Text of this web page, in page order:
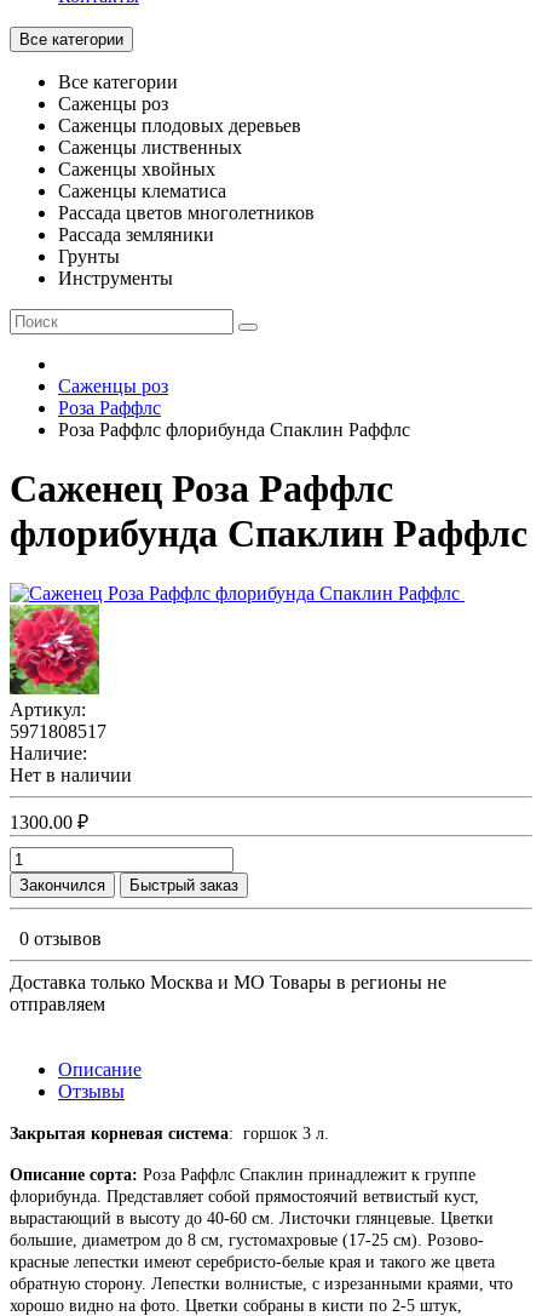
Все категории
Все категории
Саженцы роз
Саженцы плодовых деревьев
Саженцы лиственных
Саженцы хвойных
Саженцы клематиса
Рассада цветов многолетников
Рассада земляники
Грунты
Инструменты
Саженцы роз
Роза Раффлс
Роза Раффлс флорибунда Спаклин Раффлc
Саженец Роза Раффлс
флорибунда Спаклин Раффлc
Артикул:
5971808517
Наличие:
Нет в наличии
1300.00 ₽
Закончился Быстрый заказ
0 отзывов
Доставка только Москва и МО Товары в регионы не
отправляем
Описание
Отзывы
Закрытая корневая система: горшок 3 л.
Описание сорта: Роза Раффлс Спаклин принадлежит к группе
флорибунда. Представляет собой прямостоячий ветвистый куст,
вырастающий в высоту до 40-60 см. Листочки глянцевые. Цветки
большие, диаметром до 8 см, густомахровые (17-25 см). Розово-
красные лепестки имеют серебристо-белые края и такого же цвета
обратную сторону. Лепестки волнистые, с изрезанными краями, что
хорошо видно на фото. Цветки собраны в кисти по 2-5 штук,